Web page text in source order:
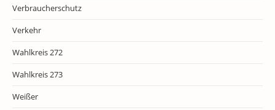
Verbraucherschutz
Verkehr
Wahlkreis 272
Wahlkreis 273
Weißer